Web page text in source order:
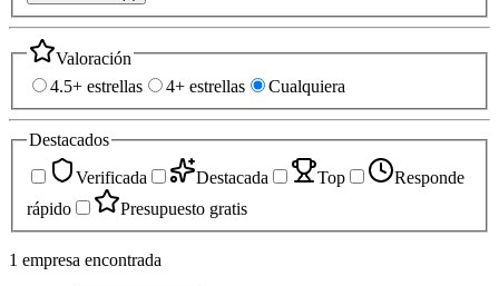
Valoración
4.5+ estrellas
4+ estrellas Cualquiera
Destacados
Verificada
Destacada Top
Responde
rápido
Presupuesto gratis
1 empresa encontrada